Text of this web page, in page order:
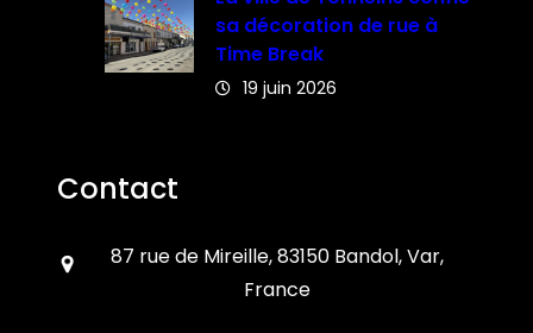
sa décoration de rue à
Time Break
19 juin 2026
Contact
87 rue de Mireille, 83150 Bandol, Var,
France